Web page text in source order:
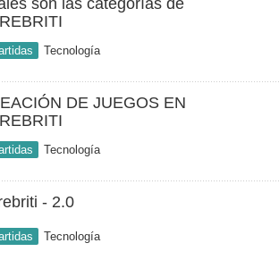
son las categorías de
Tecnología
DE JUEGOS EN
Tecnología
- 2.0
Tecnología